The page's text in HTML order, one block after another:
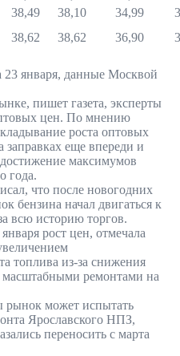
38,49 38,10 34,99
38,62 38,62 36,90
января, данные Москвой
пишет газета, эксперты
цен. По мнению
роста оптовых
заправках еще впереди и
максимумов
года.
что после новогодних
бензина начал двигаться к
всю историю торгов.
рост цен, отмечала
топлива из-за снижения
ремонтами на
рынок может испытать
Ярославского НПЗ,
переносить с марта